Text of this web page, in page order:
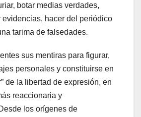
botar medias verdades,
evidencias, hacer del periódico
tarima de falsedades.
sus mentiras para figurar,
personales y constituirse en
de la libertad de expresión, en
reaccionaria y
los orígenes de